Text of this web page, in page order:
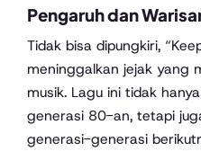
Pengaruh dan
Tidak bisa dipungkiri,
meninggalkan jejak yang
musik. Lagu ini tidak
generasi 80-an, tetapi
generasi-generasi